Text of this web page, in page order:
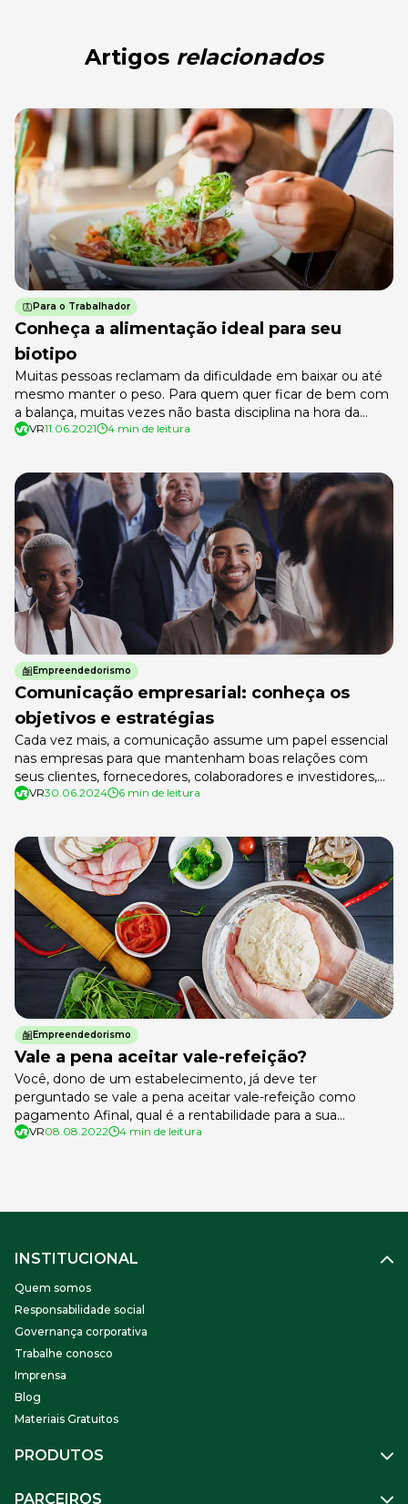
Artigos relacionados
Para o Trabalhador
Conheça a alimentação ideal para seu
biotipo
Muitas pessoas reclamam da dificuldade em baixar ou até
mesmo manter o peso. Para quem quer ficar de bem com
a balança, muitas vezes não basta disciplina na hora da
alimentação e algumas sessões de exercícios físicos por
[…]
VR11.06.2021 4 min de leitura
Empreendedorismo
Comunicação empresarial: conheça os
objetivos e estratégias
Cada vez mais, a comunicação assume um papel essencial
nas empresas para que mantenham boas relações com
seus clientes, fornecedores, colaboradores e investidores,
além do público em geral. O objetivo da comunicação é
para fazer essa […]
VR30.06.2024 6 min de leitura
Empreendedorismo
Vale a pena aceitar vale-refeição?
Você, dono de um estabelecimento, já deve ter
perguntado se vale a pena aceitar vale-refeição como
pagamento Afinal, qual é a rentabilidade para a sua
empresa no uso desse benefício? Existem diversos
VR08.08.2022 4 min de leitura
INSTITUCIONAL
Quem somos
Responsabilidade social
Governança corporativa
Trabalhe conosco
Imprensa
Blog
Materiais Gratuitos
PRODUTOS
PARCEIROS